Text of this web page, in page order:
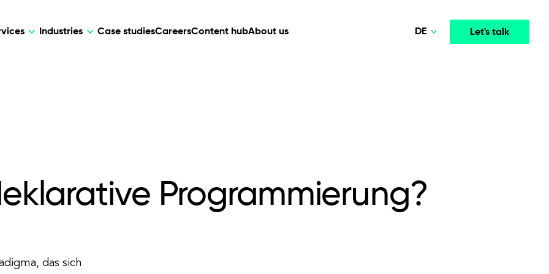
Industries Case studiesCareersContent hubAbout us Let's talk
DE
Programmierung?
das sich